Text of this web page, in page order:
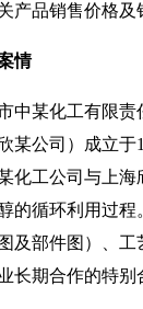
产品销售价格及
情
某化工有限责任
某公司）成立于
化工公司与上
的循环利用过
图及部件图）、
长期合作的特